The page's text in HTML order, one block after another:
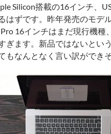
Silicon搭載の16インチ、
はずです。昨年発売のモデ
16インチはまだ現行機種
ぎます。新品ではないとい
もなんとなく言い訳ができ